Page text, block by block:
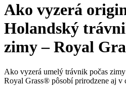
Ako vyzerá
Holandský
zimy – Royal
Ako vyzerá umelý trávnik počas
Royal Grass® pôsobí prirodzene aj v